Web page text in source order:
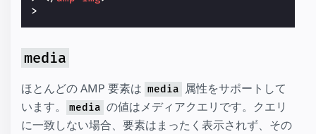
media
ほとんどの AMP 要素は media
属性をサポートして
います。
media の値はメディアクエリです。クエリ
に一致しない場合、要素はまったく表示されず、その